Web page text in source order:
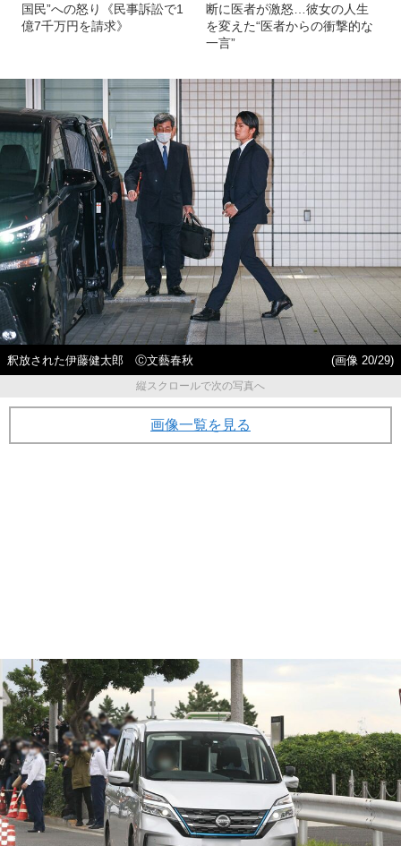
国民”への怒り《民事訴訟で1
億7千万円を請求》
断に医者が激怒…彼女の人生
を変えた“医者からの衝撃的な
一言”
釈放された伊藤健太郎 Ⓒ文藝春秋
(画像 20/29)
縦スクロールで次の写真へ
画像一覧を見る